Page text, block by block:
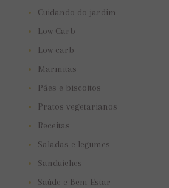
Cuidando do jardim
Low Carb
Low carb
Marmitas
Pães e biscoitos
Pratos vegetarianos
Receitas
Saladas e legumes
Sanduíches
Saúde e Bem Estar